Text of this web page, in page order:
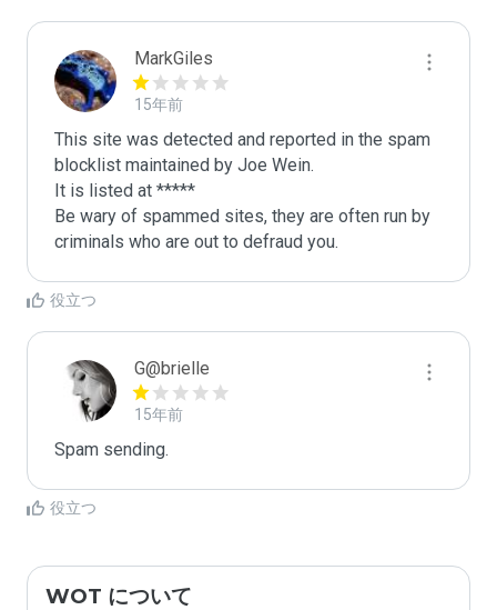
MarkGiles
15年前
This site was detected and reported in the spam
blocklist maintained by Joe Wein.
It is listed at *****
Be wary of spammed sites, they are often run by
criminals who are out to defraud you.
役立つ
G@brielle
15年前
Spam sending.
役立つ
WOT について